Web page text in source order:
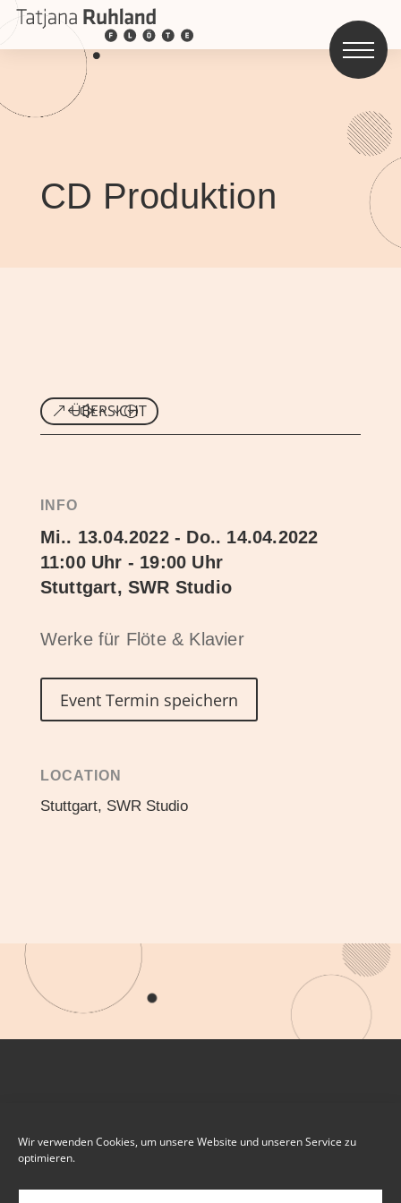
Wir verwenden Cookies, um unsere Website und unseren Service zu
optimieren.
CD Produktion
ÜBERSICHT
INFO
Mi.. 13.04.2022 - Do.. 14.04.2022
11:00 Uhr - 19:00 Uhr
Stuttgart, SWR Studio
Werke für Flöte & Klavier
Event Termin speichern
LOCATION
Stuttgart, SWR Studio